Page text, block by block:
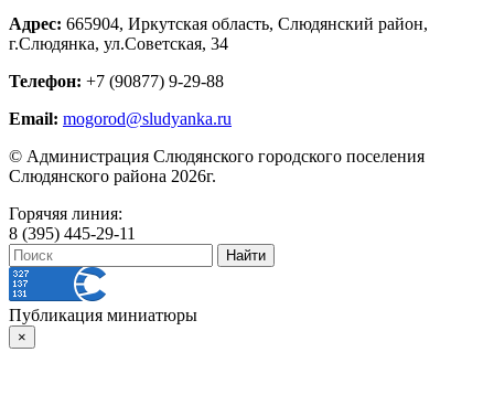
Адрес: 665904, Иркутская область, Слюдянский район,
г.Слюдянка, ул.Советская, 34
Телефон: +7 (90877) 9-29-88
Email: mogorod@sludyanka.ru
© Администрация Слюдянского городского поселения
Слюдянского района 2026г.
Горячяя линия:
8 (395) 445-29-11
Публикация миниатюры
×